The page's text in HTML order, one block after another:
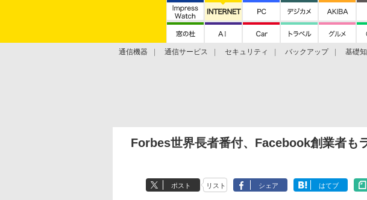
通信機器 通信サービス セキュリティ バックアップ 基礎
Forbes世界長者番付、Facebook創業者も
ポスト リスト シェア はてブ